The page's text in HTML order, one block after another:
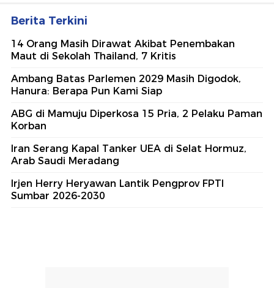
Berita Terkini
14 Orang Masih Dirawat Akibat Penembakan
Maut di Sekolah Thailand, 7 Kritis
Ambang Batas Parlemen 2029 Masih Digodok,
Hanura: Berapa Pun Kami Siap
ABG di Mamuju Diperkosa 15 Pria, 2 Pelaku Paman
Korban
Iran Serang Kapal Tanker UEA di Selat Hormuz,
Arab Saudi Meradang
Irjen Herry Heryawan Lantik Pengprov FPTI
Sumbar 2026-2030